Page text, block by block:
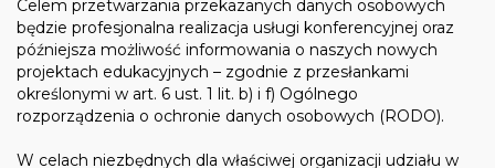
Celem przetwarzania przekazanych danych osobowych
będzie profesjonalna realizacja usługi konferencyjnej oraz
późniejsza możliwość informowania o naszych nowych
projektach edukacyjnych – zgodnie z przesłankami
określonymi w art. 6 ust. 1 lit. b) i f) Ogólnego
rozporządzenia o ochronie danych osobowych (RODO).
W celach niezbędnych dla właściwej organizacji udziału w